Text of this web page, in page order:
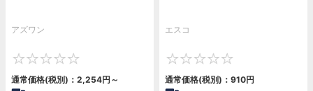
アズワン
通常価格(税別)： 2,254円 ～
エスコ
通常価格(税別)： 910円